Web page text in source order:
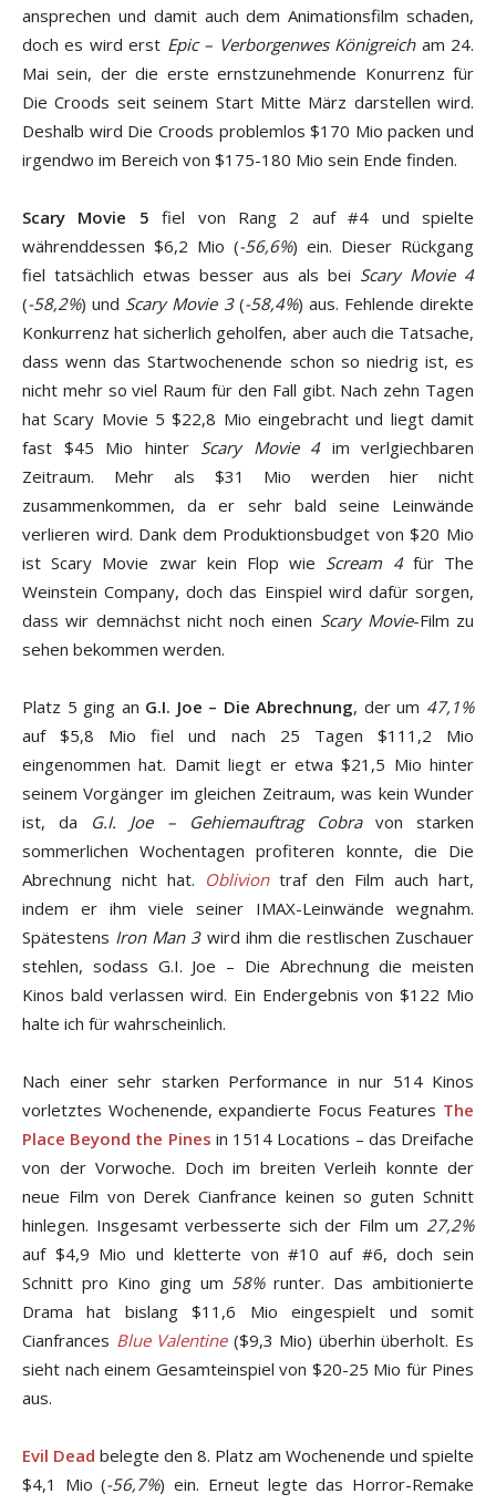
ansprechen und damit auch dem Animationsfilm schaden,
doch es wird erst Epic – Verborgenwes Königreicham 24.
Mai sein, der die erste ernstzunehmende Konurrenz für
Die Croods seit seinem Start Mitte März darstellen wird.
Deshalb wird Die Croods problemlos $170 Mio packen und
irgendwo im Bereich von $175-180 Mio sein Ende finden.
Scary Movie 5 fiel von Rang 2 auf #4 und spielte
währenddessen $6,2 Mio (-56,6%) ein. Dieser Rückgang
fiel tatsächlich etwas besser aus als bei Scary Movie 4
(-58,2%) und Scary Movie 3(-58,4%) aus. Fehlende direkte
Konkurrenz hat sicherlich geholfen, aber auch die Tatsache,
dass wenn das Startwochenende schon so niedrig ist, es
nicht mehr so viel Raum für den Fall gibt. Nach zehn Tagen
hat Scary Movie 5 $22,8 Mio eingebracht und liegt damit
fast $45 Mio hinter Scary Movie 4im verlgiechbaren
Zeitraum. Mehr als $31 Mio werden hier nicht
zusammenkommen, da er sehr bald seine Leinwände
verlieren wird. Dank dem Produktionsbudget von $20 Mio
ist Scary Movie zwar kein Flop wie Scream 4für The
Weinstein Company, doch das Einspiel wird dafür sorgen,
dass wir demnächst nicht noch einen Scary Movie-Film zu
sehen bekommen werden.
Platz 5 ging an G.I. Joe – Die Abrechnung, der um 47,1%
auf $5,8 Mio fiel und nach 25 Tagen $111,2 Mio
eingenommen hat. Damit liegt er etwa $21,5 Mio hinter
seinem Vorgänger im gleichen Zeitraum, was kein Wunder
ist, da G.I. Joe – Gehiemauftrag Cobravon starken
sommerlichen Wochentagen profiteren konnte, die Die
Abrechnung nicht hat. Obliviontraf den Film auch hart,
indem er ihm viele seiner IMAX-Leinwände wegnahm.
Spätestens Iron Man 3wird ihm die restlischen Zuschauer
stehlen, sodass G.I. Joe – Die Abrechnung die meisten
Kinos bald verlassen wird. Ein Endergebnis von $122 Mio
halte ich für wahrscheinlich.
Nach einer sehr starken Performance in nur 514 Kinos
vorletztes Wochenende, expandierte Focus Features The
Place Beyond the Pines in 1514 Locations – das Dreifache
von der Vorwoche. Doch im breiten Verleih konnte der
neue Film von Derek Cianfrance keinen so guten Schnitt
hinlegen. Insgesamt verbesserte sich der Film um 27,2%
auf $4,9 Mio und kletterte von #10 auf #6, doch sein
Schnitt pro Kino ging um 58%runter. Das ambitionierte
Drama hat bislang $11,6 Mio eingespielt und somit
Cianfrances Blue Valentine($9,3 Mio) überhin überholt. Es
sieht nach einem Gesamteinspiel von $20-25 Mio für Pines
aus.
Evil Dead belegte den 8. Platz am Wochenende und spielte
$4,1 Mio (-56,7%) ein. Erneut legte das Horror-Remake